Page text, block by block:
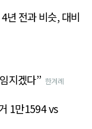
년 전과 비슷, 대비
지겠다” 한겨례
1만1594 vs